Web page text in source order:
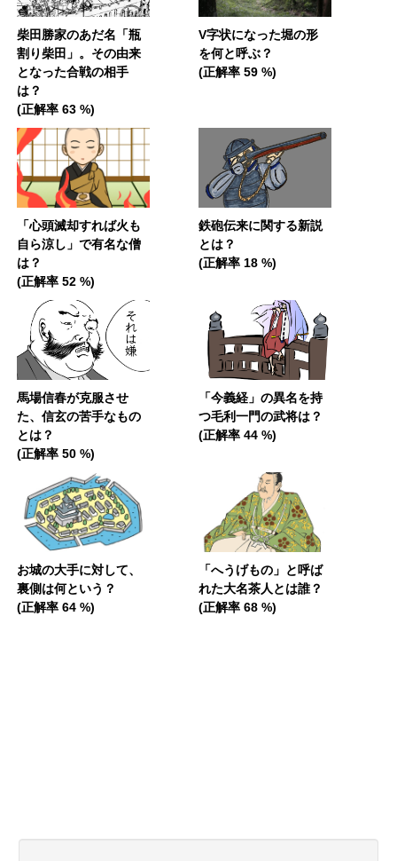
柴田勝家のあだ名「瓶
割り柴田」。その由来
となった合戦の相手
は？
(正解率 63 %)
V字状になった堀の形
を何と呼ぶ？
(正解率 59 %)
「心頭滅却すれば火も
自ら涼し」で有名な僧
は？
(正解率 52 %)
鉄砲伝来に関する新説
とは？
(正解率 18 %)
馬場信春が克服させ
た、信玄の苦手なもの
とは？
(正解率 50 %)
「今義経」の異名を持
つ毛利一門の武将は？
(正解率 44 %)
お城の大手に対して、
裏側は何という？
(正解率 64 %)
「へうげもの」と呼ば
れた大名茶人とは誰？
(正解率 68 %)